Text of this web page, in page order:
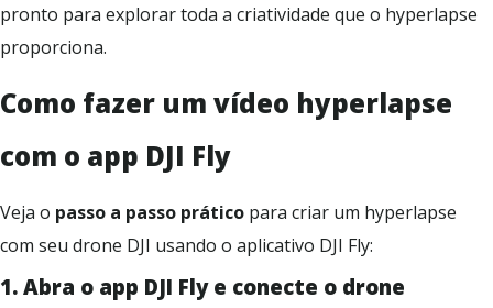
pronto para explorar toda a criatividade que o hyperlapse
proporciona.
Como fazer um vídeo hyperlapse
com o app DJI Fly
Veja o passo a passo prático para criar um hyperlapse
com seu drone DJI usando o aplicativo DJI Fly:
1. Abra o app DJI Fly e conecte o drone